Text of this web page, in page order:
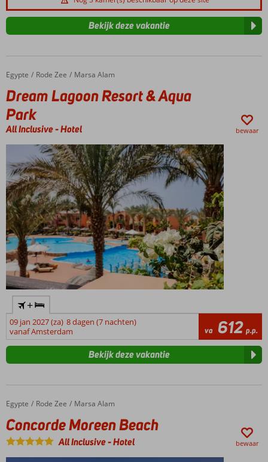
Bekijk deze vakantie
Home
Egypte Rode Zee Marsa Alam
Dream Lagoon Resort & Aqua Park
Dream Lagoon Resort & Aqua
Park
All Inclusive-Hotel bewaar
+
09 jan 2027 (za) 8 dagen (7 nachten)
vanaf Amsterdam
va 612 p.p.
Bekijk deze vakantie
Home
Egypte Rode Zee Marsa Alam
Concorde Moreen Beach
Concorde Moreen Beach
All Inclusive-Hotel bewaar